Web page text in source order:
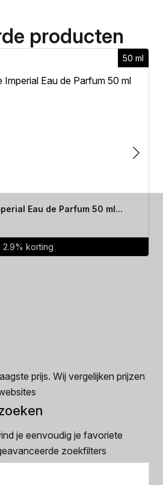
producten
50 ml
Eau de Parfum 50 ml...
prijs
2.9% korting
prijs. Wij vergelijken prijzen
je eenvoudig je favoriete
zoekfilters